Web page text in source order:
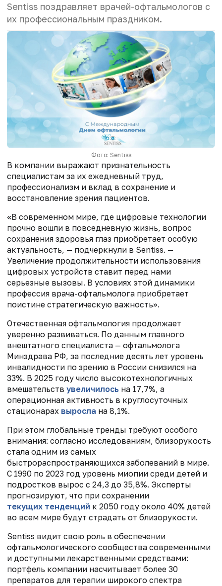
Sentiss поздравляет врачей-офтальмологов с
их профессиональным праздником.
Фото: Sentiss
В компании выражают признательность
специалистам за их ежедневный труд,
профессионализм и вклад в сохранение и
восстановление зрения пациентов.
«В современном мире, где цифровые технологии
прочно вошли в повседневную жизнь, вопрос
сохранения здоровья глаз приобретает особую
актуальность, — подчеркнули в Sentiss. —
Увеличение продолжительности использования
цифровых устройств ставит перед нами
серьезные вызовы. В условиях этой динамики
профессия врача-офтальмолога приобретает
поистине стратегическую важность».
Отечественная офтальмология продолжает
уверенно развиваться. По данным главного
внештатного специалиста — офтальмолога
Минздрава РФ, за последние десять лет уровень
инвалидности по зрению в России снизился на
33%. В 2025 году число высокотехнологичных
вмешательств увеличилось на 17,7%, а
операционная активность в круглосуточных
стационарах выросла на 8,1%.
При этом глобальные тренды требуют особого
внимания: согласно исследованиям, близорукость
стала одним из самых
быстрораспространяющихся заболеваний в мире.
С 1990 по 2023 год уровень миопии среди детей и
подростков вырос с 24,3 до 35,8%. Эксперты
прогнозируют, что при сохранении
текущих тенденций к 2050 году около 40% детей
во всем мире будут страдать от близорукости.
Sentiss видит свою роль в обеспечении
офтальмологического сообщества современными
и доступными лекарственными средствами:
портфель компании насчитывает более 30
препаратов для терапии широкого спектра